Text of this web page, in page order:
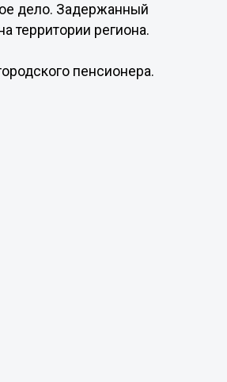
дело. Задержанный
территории региона.
пенсионера.